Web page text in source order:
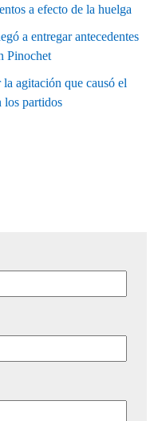
a efecto de la huelga
a entregar antecedentes
Pinochet
agitación que causó el
los partidos